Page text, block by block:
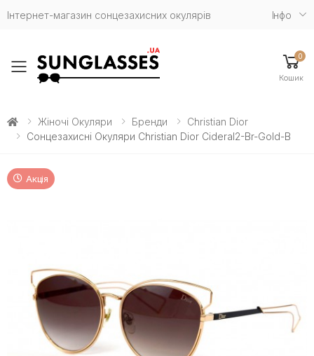
Інтернет-магазин сонцезахисних окулярів Iнфо
Toggle mobile menu
0
Кошик
Жіночі Окуляри Бренди
Christian Dior
Сонцезахисні Окуляри Christian Dior Cideral2-Br-Gold-B
Акція